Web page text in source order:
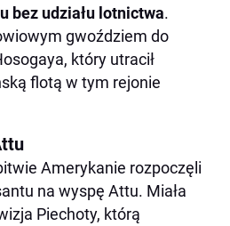
bez udziału lotnictwa.
gwoździem do
który utracił
flotą w tym rejonie
Amerykanie rozpoczęli
na wyspę Attu. Miała
Piechoty, którą